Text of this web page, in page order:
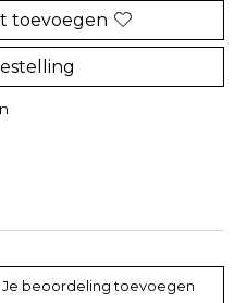
toevoegen
Je beoordeling toevoegen